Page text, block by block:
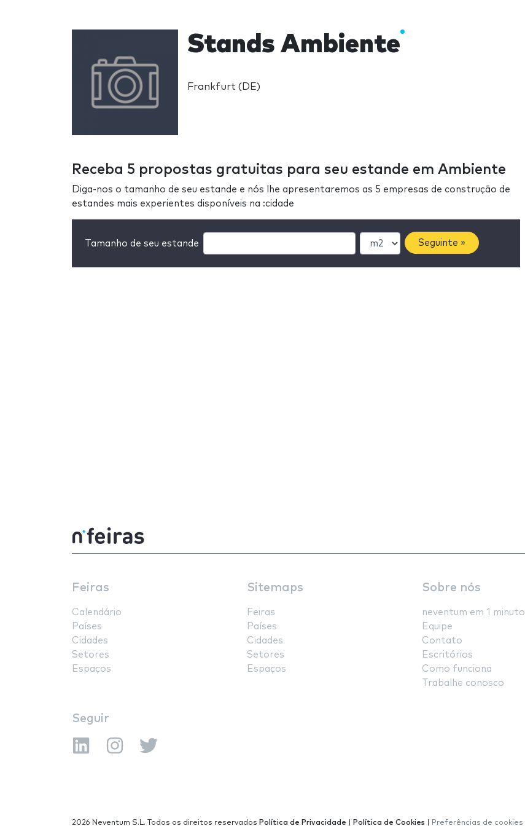
Stands Ambiente
Frankfurt (DE)
Receba 5 propostas gratuitas para seu estande em Ambiente
Diga-nos o tamanho de seu estande e nós lhe apresentaremos as 5 empresas de construção de
estandes mais experientes disponíveis na :cidade
Tamanho de seu estande Seguinte »
Feiras
Calendário
Países
Cidades
Setores
Espaços
Sitemaps
Feiras
Países
Cidades
Setores
Espaços
Sobre nós
neventum em 1 minuto
Equipe
Contato
Escritórios
Como funciona
Trabalhe conosco
Seguir
2026 Neventum S.L. Todos os direitos reservados Política de Privacidade Política de Cookies Preferências de cookies